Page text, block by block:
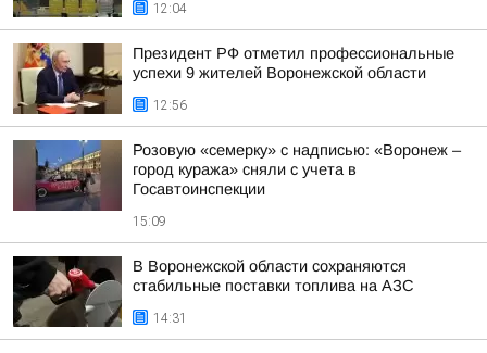
12:04
Президент РФ отметил профессиональные
успехи 9 жителей Воронежской области
12:56
Розовую «семерку» с надписью: «Воронеж –
город куража» сняли с учета в
Госавтоинспекции
15:09
В Воронежской области сохраняются
стабильные поставки топлива на АЗС
14:31